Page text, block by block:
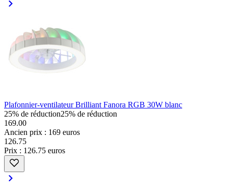
Plafonnier-ventilateur Brilliant Fanora RGB 30W blanc
25% de réduction25% de réduction
169.00
Ancien prix : 169 euros
126.75
Prix : 126.75 euros